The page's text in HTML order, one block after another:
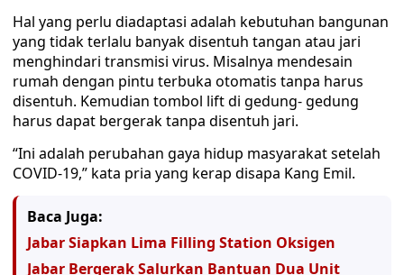
Hal yang perlu diadaptasi adalah kebutuhan bangunan
yang tidak terlalu banyak disentuh tangan atau jari
menghindari transmisi virus. Misalnya mendesain
rumah dengan pintu terbuka otomatis tanpa harus
disentuh. Kemudian tombol lift di gedung- gedung
harus dapat bergerak tanpa disentuh jari.
“Ini adalah perubahan gaya hidup masyarakat setelah
COVID-19,” kata pria yang kerap disapa Kang Emil.
Baca Juga:
Jabar Siapkan Lima Filling Station Oksigen
Jabar Bergerak Salurkan Bantuan Dua Unit